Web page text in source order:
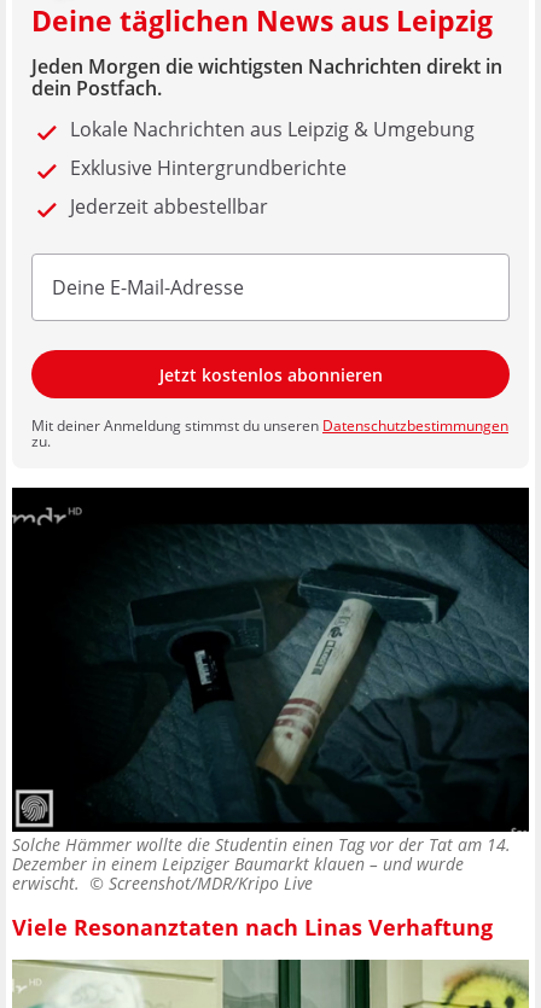
Deine täglichen News aus Leipzig
Jeden Morgen die wichtigsten Nachrichten direkt in
dein Postfach.
Lokale Nachrichten aus Leipzig & Umgebung
Exklusive Hintergrundberichte
Jederzeit abbestellbar
Jetzt kostenlos abonnieren
Mit deiner Anmeldung stimmst du unseren Datenschutzbestimmungen
zu.
Solche Hämmer wollte die Studentin einen Tag vor der Tat am 14.
Dezember in einem Leipziger Baumarkt klauen – und wurde
erwischt. © Screenshot/MDR/Kripo Live
Viele Resonanztaten nach Linas Verhaftung